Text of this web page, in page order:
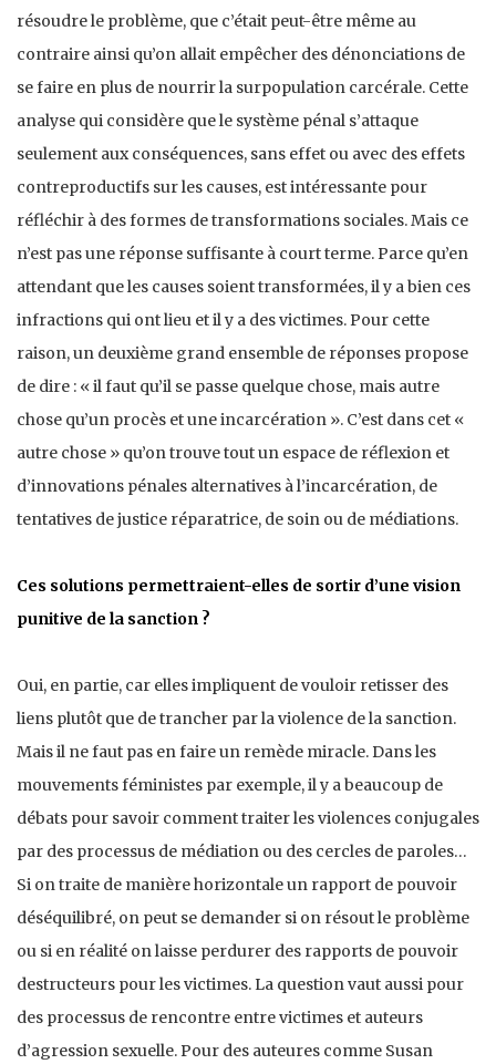
résoudre le problème, que c’était peut-être même au
contraire ainsi qu’on allait empêcher des dénonciations de
se faire en plus de nourrir la surpopulation carcérale. Cette
analyse qui considère que le système pénal s’attaque
seulement aux conséquences, sans effet ou avec des effets
contreproductifs sur les causes, est intéressante pour
réfléchir à des formes de transformations sociales. Mais ce
n’est pas une réponse suffisante à court terme. Parce qu’en
attendant que les causes soient transformées, il y a bien ces
infractions qui ont lieu et il y a des victimes. Pour cette
raison, un deuxième grand ensemble de réponses propose
de dire : « il faut qu’il se passe quelque chose, mais autre
chose qu’un procès et une incarcération ». C’est dans cet «
autre chose » qu’on trouve tout un espace de réflexion et
d’innovations pénales alternatives à l’incarcération, de
tentatives de justice réparatrice, de soin ou de médiations.
Ces solutions permettraient-elles de sortir d’une vision
punitive de la sanction ?
Oui, en partie, car elles impliquent de vouloir retisser des
liens plutôt que de trancher par la violence de la sanction.
Mais il ne faut pas en faire un remède miracle. Dans les
mouvements féministes par exemple, il y a beaucoup de
débats pour savoir comment traiter les violences conjugales
par des processus de médiation ou des cercles de paroles…
Si on traite de manière horizontale un rapport de pouvoir
déséquilibré, on peut se demander si on résout le problème
ou si en réalité on laisse perdurer des rapports de pouvoir
destructeurs pour les victimes. La question vaut aussi pour
des processus de rencontre entre victimes et auteurs
d’agression sexuelle. Pour des auteures comme Susan